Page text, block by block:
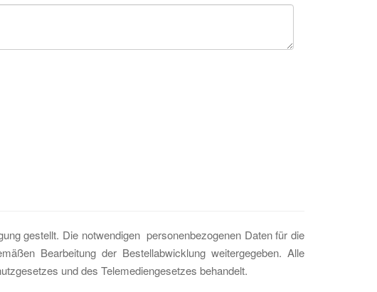
gestellt. Die notwendigen personenbezogenen Daten für die
Bearbeitung der Bestellabwicklung weitergegeben. Alle
und des Telemediengesetzes behandelt.